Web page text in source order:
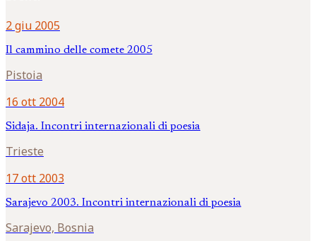
2 giu 2005
Il cammino delle comete 2005
Pistoia
16 ott 2004
Sidaja. Incontri internazionali di poesia
Trieste
17 ott 2003
Sarajevo 2003. Incontri internazionali di poesia
Sarajevo, Bosnia